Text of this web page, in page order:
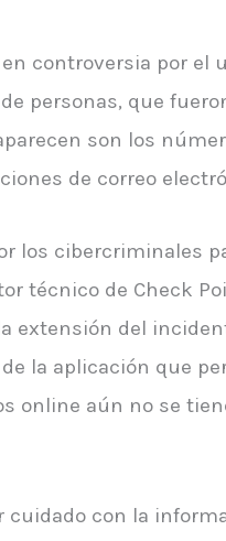
controversia por
personas, que
son los
de correo
los cibercriminales
técnico de Check
extensión del
la aplicación que
online aún no se
cuidado con la